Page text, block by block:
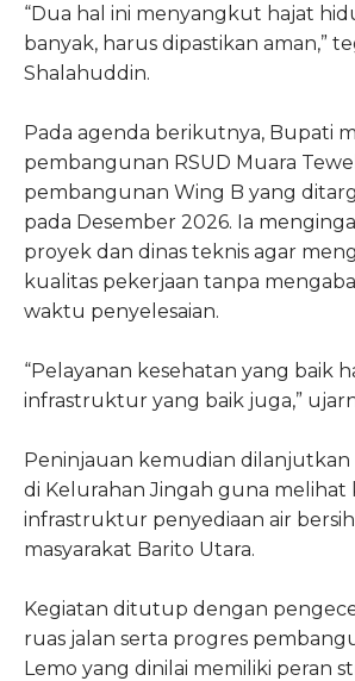
“Dua hal ini menyangkut hajat
banyak, harus dipastikan aman,”
Shalahuddin.
Pada agenda berikutnya, Bupati
pembangunan RSUD Muara
pembangunan Wing B yang
pada Desember 2026. Ia
proyek dan dinas teknis agar
kualitas pekerjaan tanpa
waktu penyelesaian.
“Pelayanan kesehatan yang baik
infrastruktur yang baik juga,”
Peninjauan kemudian dilanjutkan
di Kelurahan Jingah guna melihat
infrastruktur penyediaan air
masyarakat Barito Utara.
Kegiatan ditutup dengan
ruas jalan serta progres
Lemo yang dinilai memiliki peran